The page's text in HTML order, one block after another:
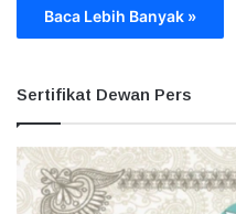
Baca Lebih Banyak »
Sertifikat Dewan Pers